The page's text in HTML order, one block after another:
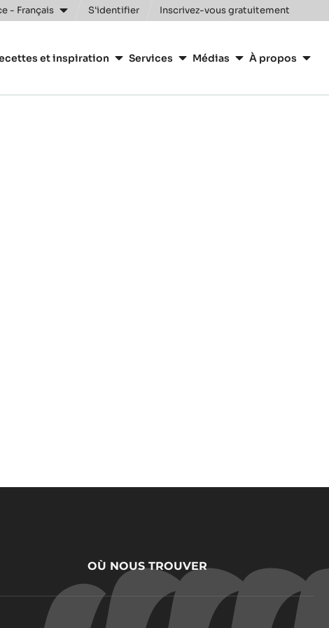
- Français S'identifier Inscrivez-vous gratuitement
et inspiration Services Médias À propos
OÙ NOUS TROUVER